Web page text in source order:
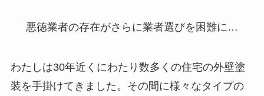
悪徳業者の存在がさらに業者選びを困難に…
わたしは30年近くにわたり数多くの住宅の外壁塗
装を手掛けてきました。その間に様々なタイプの